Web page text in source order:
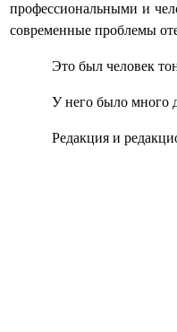
профессиональными и
современные проблемы
Это был человек
У него было много
Редакция и